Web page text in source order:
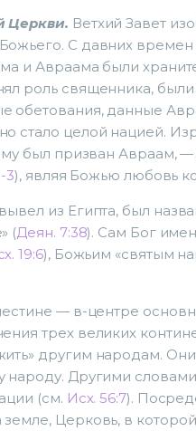
Церкви. Ветхий Завет
С давних
и Авраама были
роль священника,
обетования, данные
стало целой нацией.
был призван Авраам,
3), являя Божью любовь
из Египта, был
(Деян. 7:38). Сам Бог
19:6), Божьим «святым
— в-центре
трех великих
другим народам.
народу. Другими
(см. Исх. 56:7).
Церковь, в